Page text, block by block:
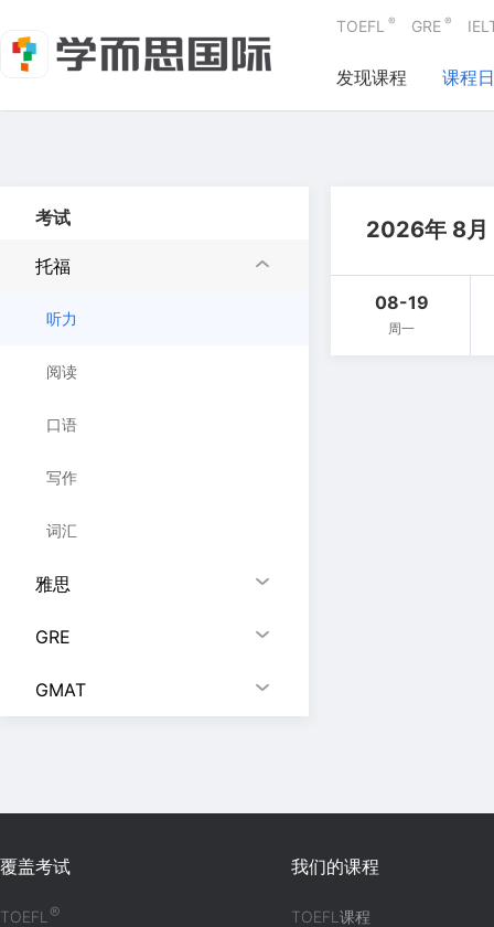
TOEFL ® GRE ®
发现课程 课程
考试
托福
听力
阅读
口语
写作
词汇
雅思
GRE
GMAT
2026年 8月
08-19
周一
覆盖考试
TOEFL®
我们的课程
TOEFL课程